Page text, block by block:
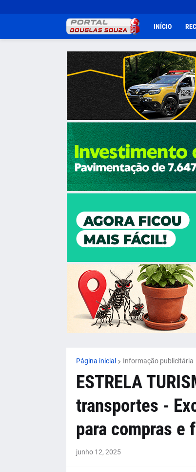
INÍCIO
Página inicial Informação publicitária
ESTRELA
transportes -
para compras e
junho 12, 2025